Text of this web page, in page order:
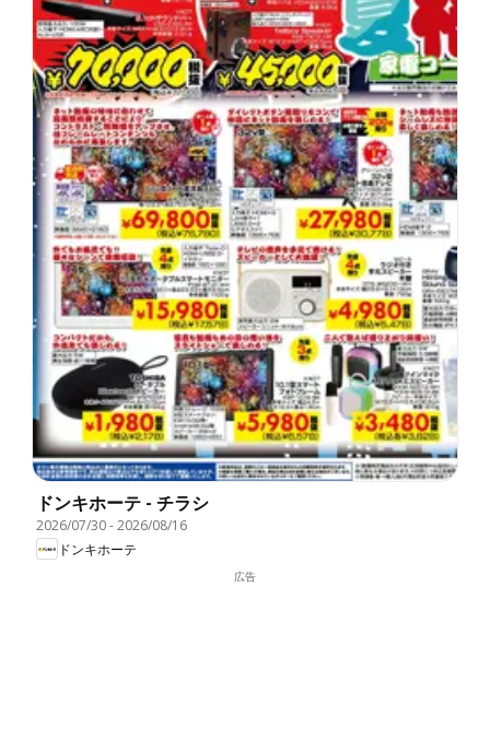
ドンキホーテ - チラシ
2026/07/30-2026/08/16
ドンキホーテ
広告